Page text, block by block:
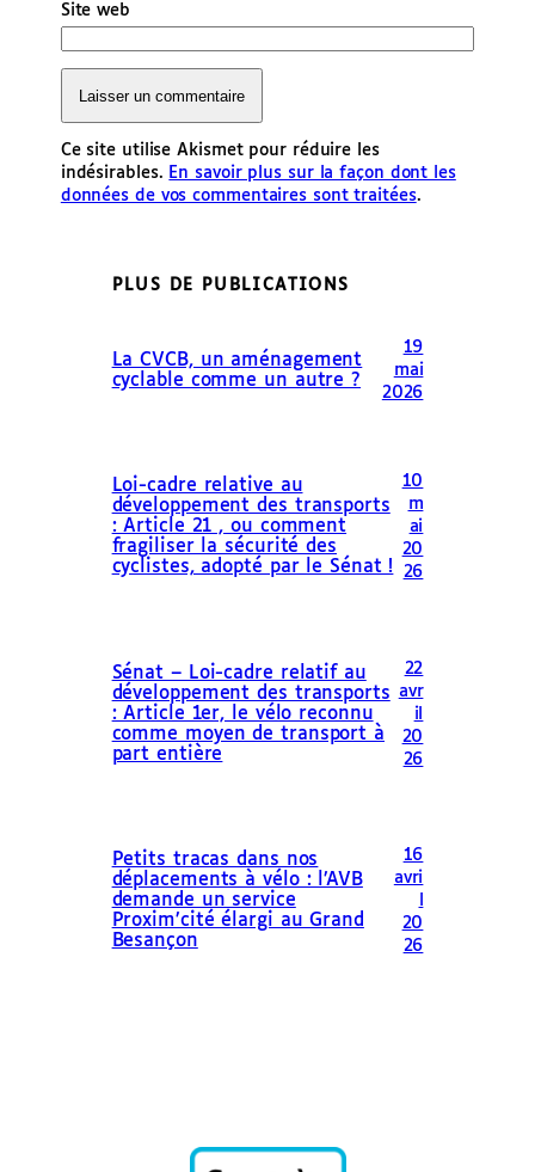
Site web
Ce site utilise Akismet pour réduire les
indésirables. En savoir plus sur la façon dont les
données de vos commentaires sont traitées.
PLUS DE PUBLICATIONS
La CVCB, un aménagement
cyclable comme un autre ?
19
mai
2026
Loi-cadre relative au
développement des transports
: Article 21 , ou comment
fragiliser la sécurité des
cyclistes, adopté par le Sénat !
10
m
ai
20
26
Sénat – Loi-cadre relatif au
développement des transports
: Article 1er, le vélo reconnu
comme moyen de transport à
part entière
22
avr
il
20
26
Petits tracas dans nos
déplacements à vélo : l’AVB
demande un service
Proxim’cité élargi au Grand
Besançon
16
avri
20
26